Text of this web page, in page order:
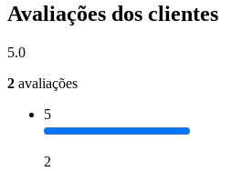
Avaliações dos clientes
5.0
2 avaliações
5
2